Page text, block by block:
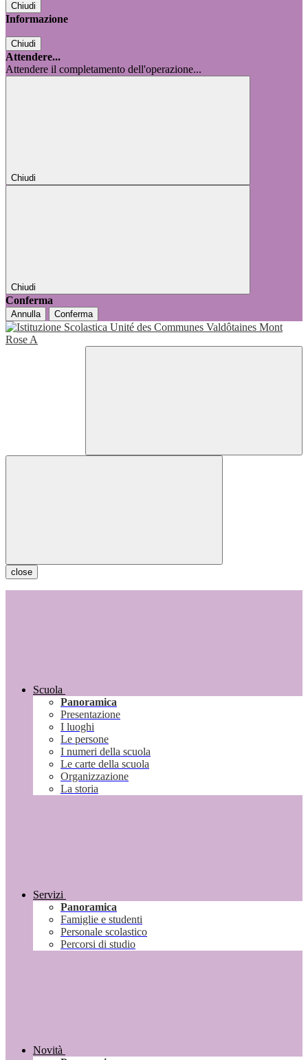
Chiudi
Informazione
Chiudi
Attendere...
Attendere il completamento dell'operazione...
Chiudi
Chiudi
Conferma
Annulla Conferma
close
Scuola
Panoramica
Presentazione
I luoghi
Le persone
I numeri della scuola
Le carte della scuola
Organizzazione
La storia
Servizi
Panoramica
Famiglie e studenti
Personale scolastico
Percorsi di studio
Novità